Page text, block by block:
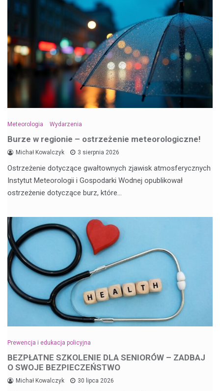
Meteorologia Wydarzenia
Burze w regionie – ostrzeżenie meteorologiczne!
Michał Kowalczyk 3 sierpnia 2026
Ostrzeżenie dotyczące gwałtownych zjawisk atmosferycznych
Instytut Meteorologii i Gospodarki Wodnej opublikował
ostrzeżenie dotyczące burz, które…
Prewencja i edukacja policyjna
BEZPŁATNE SZKOLENIE DLA SENIORÓW – ZADBAJ
O SWOJE BEZPIECZEŃSTWO
Michał Kowalczyk 30 lipca 2026